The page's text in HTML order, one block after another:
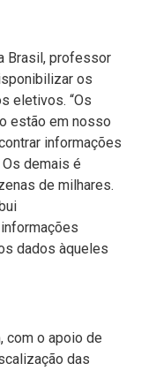
Brasil, professor
os
eletivos. “Os
estão em nosso
informações
demais é
de milhares.
dados àqueles
com o apoio de
das